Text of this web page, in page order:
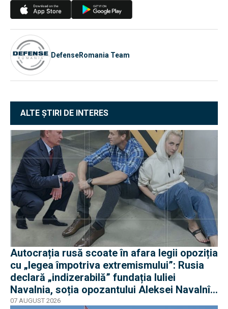
DefenseRomania Team
ALTE ȘTIRI DE INTERES
Autocrația rusă scoate în afara legii opoziția
cu „legea împotriva extremismului”: Rusia
declară „indizerabilă” fundația Iuliei
Navalnia, soția opozantului Aleksei Navalnîi,
ucis în închisorile siberiene
07 AUGUST 2026